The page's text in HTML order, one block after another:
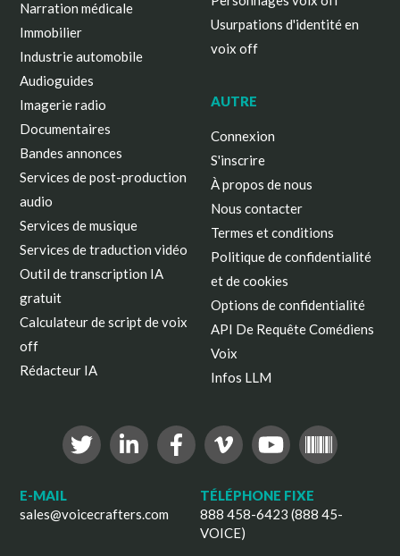
Narration médicale
Immobilier
Industrie automobile
Audioguides
Imagerie radio
Documentaires
Bandes annonces
Services de post-production
audio
Services de musique
Services de traduction vidéo
Outil de transcription IA
gratuit
Calculateur de script de voix
off
Rédacteur IA
Usurpations d'identité en
voix off
AUTRE
Connexion
S'inscrire
À propos de nous
Nous contacter
Termes et conditions
Politique de confidentialité
et de cookies
Options de confidentialité
API De Requête Comédiens
Voix
Infos LLM
E-MAIL
sales@voicecrafters.com
TÉLÉPHONE FIXE
888 458-6423 (888 45-
VOICE)